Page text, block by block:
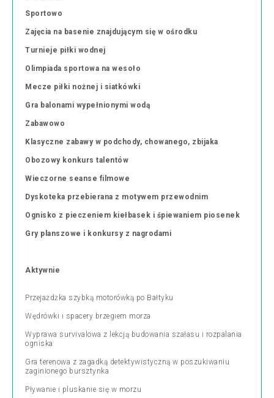
Sportowo
Zajęcia na basenie znajdującym się w ośrodku
Turnieje piłki wodnej
Olimpiada sportowa na wesoło
Mecze piłki nożnej i siatkówki
Gra balonami wypełnionymi wodą
Zabawowo
Klasyczne zabawy w podchody, chowanego, zbijaka
Obozowy konkurs talentów
Wieczorne seanse filmowe
Dyskoteka przebierana z motywem przewodnim
Ognisko z pieczeniem kiełbasek i śpiewaniem piosenek
Gry planszowe i konkursy z nagrodami
Aktywnie
Przejażdżka szybką motorówką po Bałtyku
Wędrówki i spacery brzegiem morza
Wyprawa survivalowa z lekcją budowania szałasu i rozpalania
ogniska
Gra terenowa z zagadką detektywistyczną w poszukiwaniu
zaginionego bursztynka
Pływanie i pluskanie się w morzu